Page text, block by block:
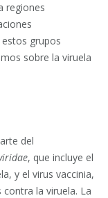
regiones
grupos
sobre la viruela
del
, que incluye el
y el virus vaccinia,
contra la viruela. La